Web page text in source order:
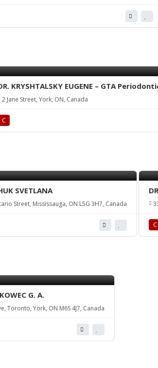
KRYSHTALSKY EUGENE – GTA
2 Jane Street, York, ON, Canada
С
SVETLANA
Street, Mississauga, ON L5G 3H7, Canada
С
G. A.
Toronto, York, ON M6S 4J7, Canada